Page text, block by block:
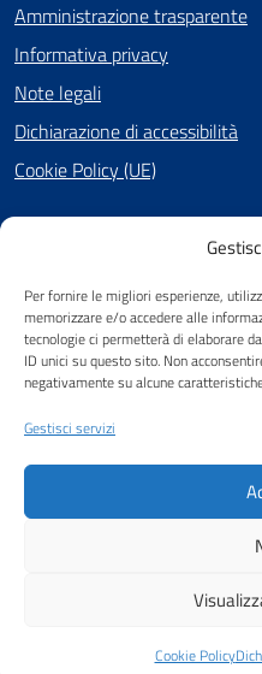
Per fornire le migliori esperienze,
memorizzare e/o accedere alle
tecnologie ci permetterà di elaborare
ID unici su questo sito. Non
negativamente su alcune
Gestisci servizi
Cookie Policy
Amministrazione trasparente
Informativa privacy
Note legali
Dichiarazione di accessibilità
Cookie Policy (UE)
Facebook
Piano di